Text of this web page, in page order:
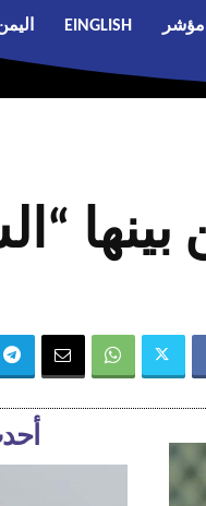
مؤشر EINGLISH